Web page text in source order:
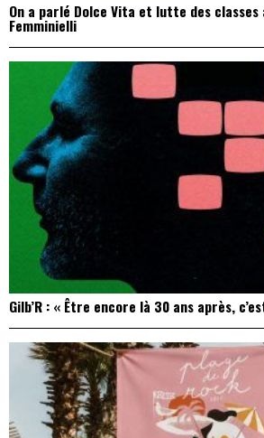
On a parlé Dolce Vita et lutte des classes
Femminielli
Gilb’R : « Être encore là 30 ans après,